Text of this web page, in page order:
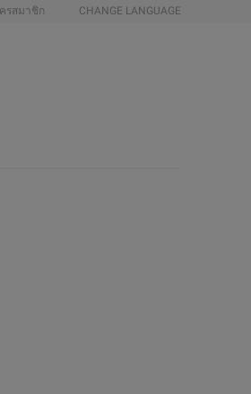
รสมาชิก CHANGE LANGUAGE